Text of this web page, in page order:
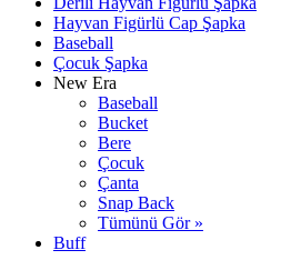
Hayvan Figürlü Cap Şapka
Baseball
Çocuk Şapka
New Era
Baseball
Bucket
Bere
Çocuk
Çanta
Snap Back
Tümünü Gör »
Buff